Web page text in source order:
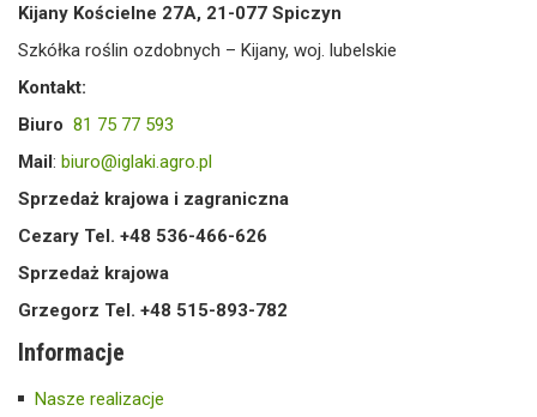
Kijany Kościelne 27A, 21-077 Spiczyn
Szkółka roślin ozdobnych – Kijany, woj. lubelskie
Kontakt:
Biuro 81 75 77 593
Mail: biuro@iglaki.agro.pl
Sprzedaż krajowa i zagraniczna
Cezary Tel. +48 536-466-626
Sprzedaż krajowa
Grzegorz Tel. +48 515-893-782
Informacje
Nasze realizacje